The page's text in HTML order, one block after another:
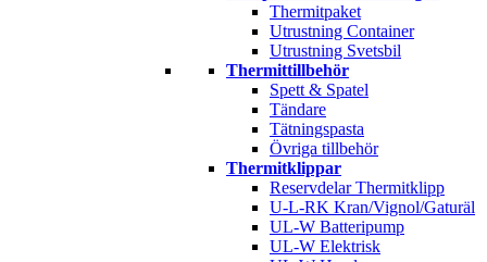
Thermitpaket
Utrustning Container
Utrustning Svetsbil
Thermittillbehör
Spett & Spatel
Tändare
Tätningspasta
Övriga tillbehör
Thermitklippar
Reservdelar Thermitklipp
U-L-RK Kran/Vignol/Gaturäl
UL-W Batteripump
UL-W Elektrisk